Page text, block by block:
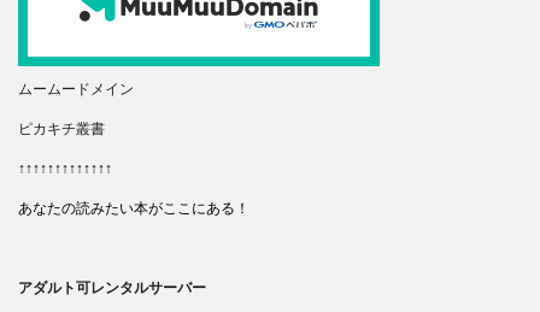
ムームードメイン
ピカキチ叢書
↑↑↑↑↑↑↑↑↑↑↑↑↑
あなたの読みたい本がここにある！
アダルト可レンタルサーバー